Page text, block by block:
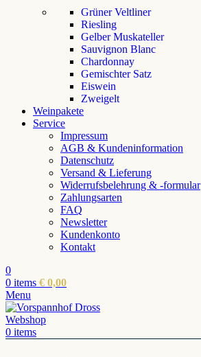
Grüner Veltliner
Riesling
Gelber Muskateller
Sauvignon Blanc
Chardonnay
Gemischter Satz
Eiswein
Zweigelt
Weinpakete
Service
Impressum
AGB & Kundeninformation
Datenschutz
Versand & Lieferung
Widerrufsbelehrung & -formular
Zahlungsarten
FAQ
Newsletter
Kundenkonto
Kontakt
0
0 items € 0,00
Menu
0 items